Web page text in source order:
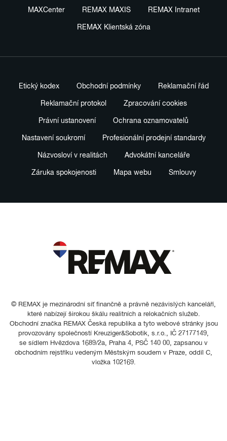
MAXCenter REMAX MAXIS REMAX Intranet
REMAX Klientská zóna
Etický kodex Obchodní podmínky Reklamační řád
Reklamační protokol Zpracování cookies
Právní ustanovení Ochrana oznamovatelů
Nastavení soukromí Profesionální prodejní standardy
Názvosloví v realitách Advokátní kanceláře
Záruka spokojenosti Mapa webu Smlouvy
© REMAX je mezinárodní síť finančně a právně nezávislých kanceláří,
které nabízejí širokou škálu realitních a relokačních služeb.
Obchodní značka REMAX Česká republika a tyto webové stránky jsou
provozovány společností Kreuziger&Sobotik, s.r.o., IČ 27177149,
se sídlem Hvězdova 1689/2a, Praha 4, PSČ 140 00, zapsanou v
obchodním rejstříku vedeným Městským soudem v Praze, oddíl C,
vložka 102169.